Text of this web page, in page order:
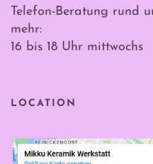
Telefon-Beratung rund
mehr:
16 bis 18 Uhr mittwochs
LOCATION